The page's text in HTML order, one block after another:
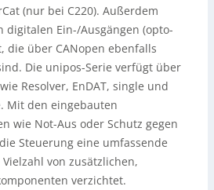
(nur bei C220). Außerdem
Ein-/Ausgängen (opto-
die über CANopen ebenfalls
Die unipos-Serie verfügt über
Resolver, EnDAT, single und
Mit den eingebauten
wie Not-Aus oder Schutz gegen
Steuerung eine umfassende
von zusätzlichen,
verzichtet.